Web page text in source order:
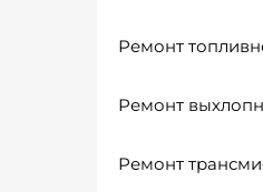
Ремонт
Ремонт
Ремонт